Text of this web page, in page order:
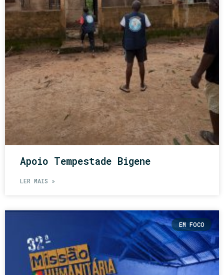
Apoio Tempestade Bigene
LER MAIS »
EM FOCO